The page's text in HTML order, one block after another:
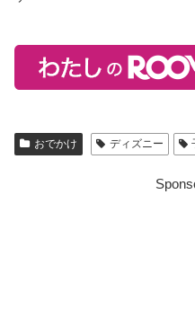
おでかけ ディズニー